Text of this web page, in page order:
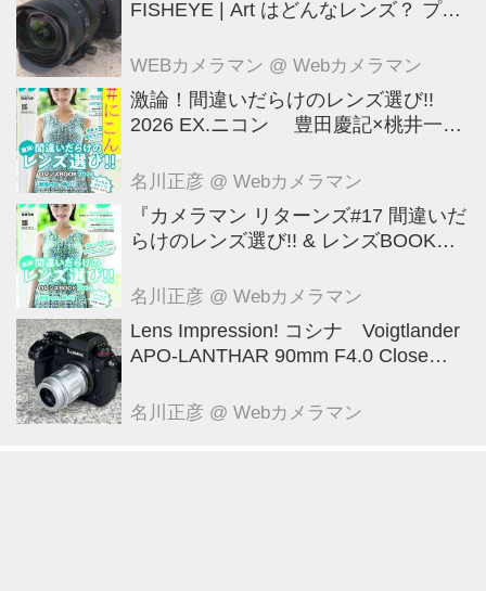
FISHEYE | Art はどんなレンズ？ プロ
WEBカメラマン @ Webカメラマン
激論！間違いだらけのレンズ選び!!
2026 EX.ニコン 豊田慶記×桃井一至
名川正彦 @ Webカメラマン
『カメラマン リターンズ#17 間違いだ
らけのレンズ選び!! & レンズBOOK
名川正彦 @ Webカメラマン
Lens Impression! コシナ Voigtlander
APO-LANTHAR 90mm F4.0 Close
（税込） ●マウント:ベッサM ●photo
名川正彦 @ Webカメラマン